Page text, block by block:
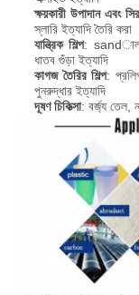
ক্ষয়কারী উপাদান এবং
স্লারি ইত্যাদি তৈরি করা
যান্ত্রিক শিল্প:
ধাতব গুঁড়া ইত্যাদি
কাগজ তৈরির শিল্প:
পুনরুদ্ধার ইত্যাদি
দূষণ চিকিত্সা: বর্জ্য তেল,